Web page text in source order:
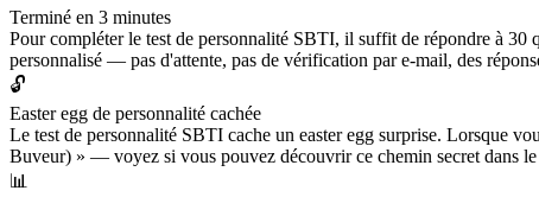
Terminé en 3 minutes
Pour compléter le test de personnalité SBTI, il suffit de répondre à
personnalisé — pas d'attente, pas de vérification par e-mail, des
🔓
Easter egg de personnalité cachée
Le test de personnalité SBTI cache un easter egg surprise. Lorsque
Buveur) » — voyez si vous pouvez découvrir ce chemin secret dans
📊